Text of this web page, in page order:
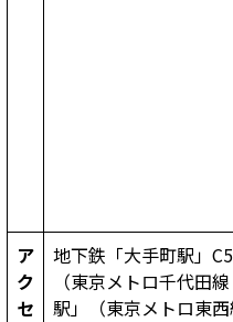
ア
ク
セ
地下鉄「大手町駅」
（東京メトロ千代田
駅」（東京メトロ東